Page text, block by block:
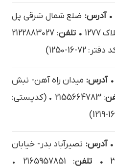
• آدرس: ضلع شمال شرقي پل
• تلفن : 2122883027
• آدرس: ميدان راه آهن- نبش
: 2155664783 • (کدپستی:
• آدرس: نصيرآباد بدر- خيابان
• تلفن
: 2165957851 •